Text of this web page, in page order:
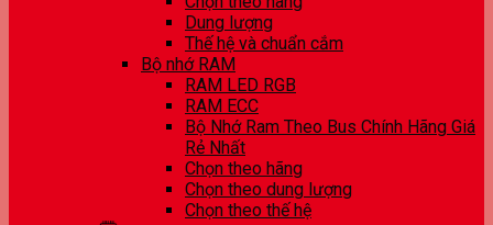
Dung lượng
Thế hệ và chuẩn cắm
Bộ nhớ RAM
RAM LED RGB
RAM ECC
Bộ Nhớ Ram Theo Bus Chính Hãng Giá
Rẻ Nhất
Chọn theo hãng
Chọn theo dung lượng
Chọn theo thế hệ